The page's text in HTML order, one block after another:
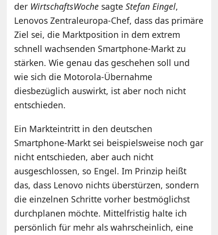
der WirtschaftsWoche sagteStefan Eingel,
Lenovos Zentraleuropa-Chef, dass das primäre
Ziel sei, die Marktposition in dem extrem
schnell wachsenden Smartphone-Markt zu
stärken. Wie genau das geschehen soll und
wie sich die Motorola-Übernahme
diesbezüglich auswirkt, ist aber noch nicht
entschieden.
Ein Markteintritt in den deutschen
Smartphone-Markt sei beispielsweise noch gar
nicht entschieden, aber auch nicht
ausgeschlossen, so Engel. Im Prinzip heißt
das, dass Lenovo nichts überstürzen, sondern
die einzelnen Schritte vorher bestmöglichst
durchplanen möchte. Mittelfristig halte ich
persönlich für mehr als wahrscheinlich, eine